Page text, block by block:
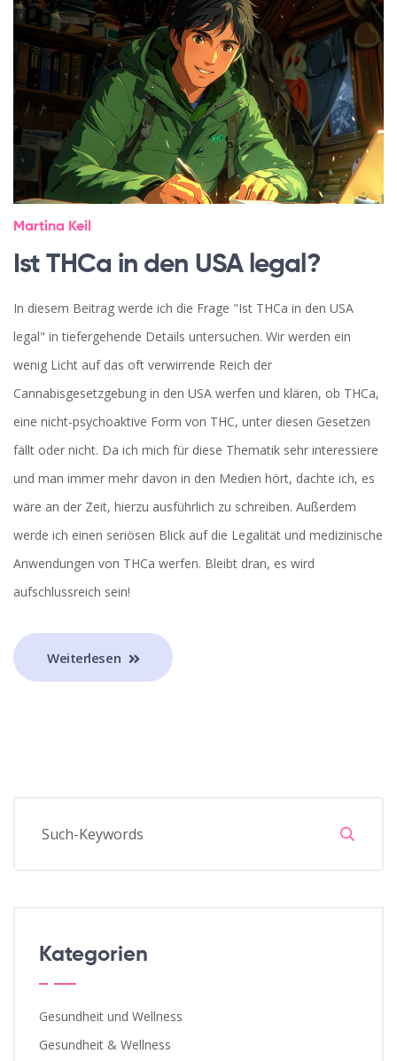
Martina Keil
Ist THCa in den USA legal?
In diesem Beitrag werde ich die Frage "Ist THCa in den USA
legal" in tiefergehende Details untersuchen. Wir werden ein
wenig Licht auf das oft verwirrende Reich der
Cannabisgesetzgebung in den USA werfen und klären, ob THCa,
eine nicht-psychoaktive Form von THC, unter diesen Gesetzen
fällt oder nicht. Da ich mich für diese Thematik sehr interessiere
und man immer mehr davon in den Medien hört, dachte ich, es
wäre an der Zeit, hierzu ausführlich zu schreiben. Außerdem
werde ich einen seriösen Blick auf die Legalität und medizinische
Anwendungen von THCa werfen. Bleibt dran, es wird
aufschlussreich sein!
Weiterlesen
Kategorien
Gesundheit und Wellness
Gesundheit & Wellness